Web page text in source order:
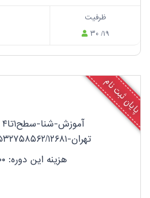
ظرفیت
۳۰ /۱۹
پایان ثبت نام
تهران-۱۴۰۵۳۲۷۵۸۵۶۲/۱۲۶۸۱-۱۴۰۵-بانوان
هزینه این دوره: ۱,۰۰۰,۰۰۰